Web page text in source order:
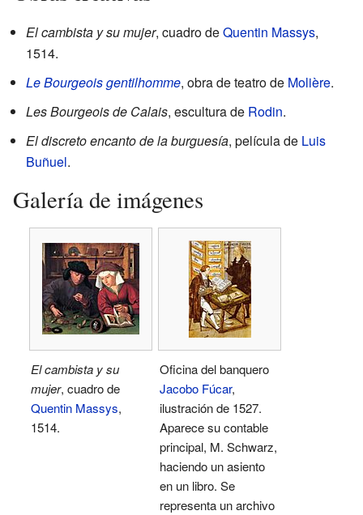
El cambista y su mujer, cuadro deQuentin Massys,
1514.
Le Bourgeois gentilhomme, obra de teatro de Molière.
Les Bourgeois de Calais, escultura de Rodin.
El discreto encanto de la burguesía, película de Luis
Buñuel.
Galería de imágenes
El cambista y su
mujer, cuadro de
Quentin Massys,
1514.
Oficina del banquero
Jacobo Fúcar,
ilustración de 1527.
Aparece su contable
principal, M. Schwarz,
haciendo un asiento
en un libro. Se
representa un archivo